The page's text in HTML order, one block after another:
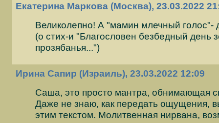
Екатерина Маркова (Москва), 23.03.2022
Великолепно! А "мамин млечный голос"-
(о стих-и "Благословен безбедный день
прозябанья...")
Ирина Сапир (Израиль), 23.03.2022 12:09
Саша, это просто мантра, обнимающая
Даже не знаю, как передать ощущения,
этим текстом. Молитвенная нирвана,